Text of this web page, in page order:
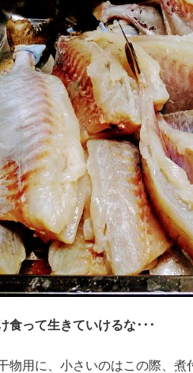
食って生きていけるな･･･
物用に、小さいのはこの際、煮